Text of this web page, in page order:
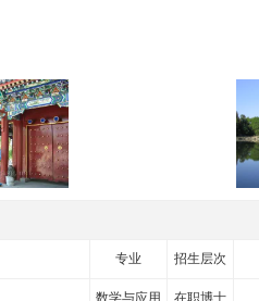
专业 招生层次
数学与应用
在职博士